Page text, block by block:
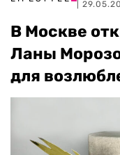
|
В Москве
Ланы
для